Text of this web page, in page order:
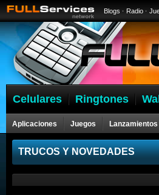
Blogs · Radio ·
Celulares Ringtones
Aplicaciones Juegos Lanzamientos
Celulares
TRUCOS Y NOVEDADES